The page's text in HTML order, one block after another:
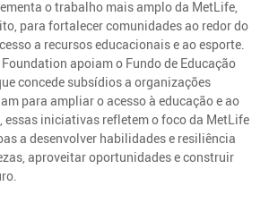
o trabalho mais amplo da MetLife,
para fortalecer comunidades ao redor do
a recursos educacionais e ao esporte.
apoiam o Fundo de Educação
concede subsídios a organizações
para ampliar o acesso à educação e ao
essas iniciativas refletem o foco da MetLife
a desenvolver habilidades e resiliência
aproveitar oportunidades e construir